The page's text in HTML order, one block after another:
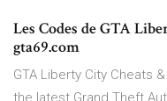
Les Codes de GTA
gta69.com
GTA Liberty City Cheats